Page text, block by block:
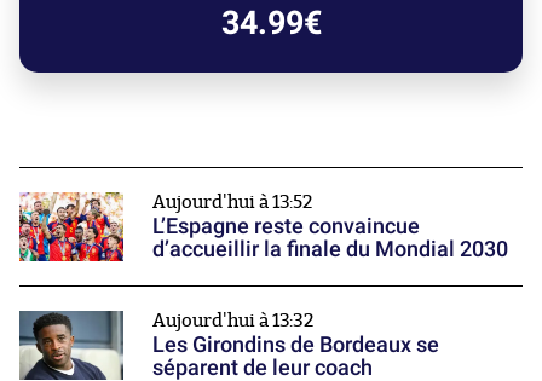
34.99€
Aujourd'hui à 13:52
L’Espagne reste convaincue
d’accueillir la finale du Mondial 2030
Aujourd'hui à 13:32
Les Girondins de Bordeaux se
séparent de leur coach